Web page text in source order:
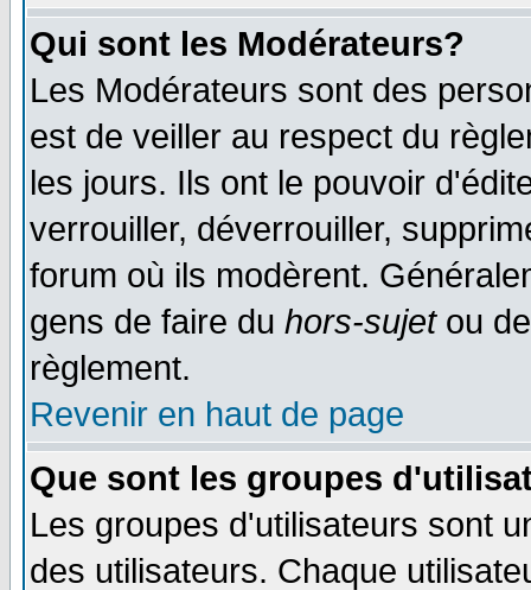
Qui sont les Modérateurs?
Les Modérateurs sont des
est de veiller au respect du
les jours. Ils ont le pouvoir
verrouiller, déverrouiller,
forum où ils modèrent.
gens de faire du hors-sujetou
règlement.
Revenir en haut de page
Que sont les groupes
Les groupes d'utilisateurs sont
des utilisateurs. Chaque